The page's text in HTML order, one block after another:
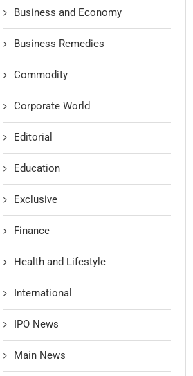
Business and Economy
Business Remedies
Commodity
Corporate World
Editorial
Education
Exclusive
Finance
Health and Lifestyle
International
IPO News
Main News